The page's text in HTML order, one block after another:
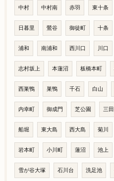
中村 中村南 赤羽 東十条
日暮里 鶯谷 御徒町 十条
浦和 南浦和 西川口 川口
志村坂上 本蓮沼 板橋本町
西巣鴨 巣鴨 千石 白山
内幸町 御成門 芝公園 三田
船堀 東大島 西大島 菊川
岩本町 小川町 蓮沼 池上
雪が谷大塚 石川台 洗足池